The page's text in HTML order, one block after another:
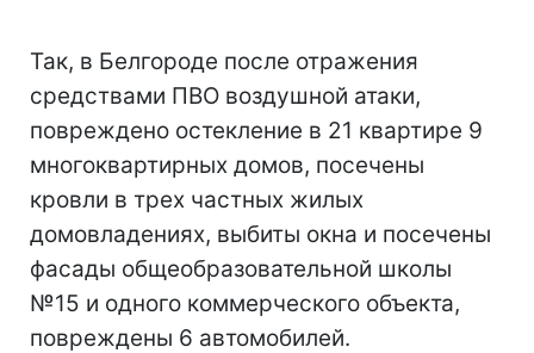
Так, в Белгороде после отражения
средствами ПВО воздушной атаки,
повреждено остекление в 21 квартире 9
многоквартирных домов, посечены
кровли в трех частных жилых
домовладениях, выбиты окна и посечены
фасады общеобразовательной школы
№15 и одного коммерческого объекта,
повреждены 6 автомобилей.